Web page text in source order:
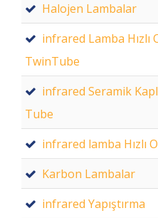
Halojen Lambalar
infrared Lamba Hızlı
TwinTube
infrared Seramik
Tube
infrared lamba Hızlı
Karbon Lambalar
infrared Yapıştırma